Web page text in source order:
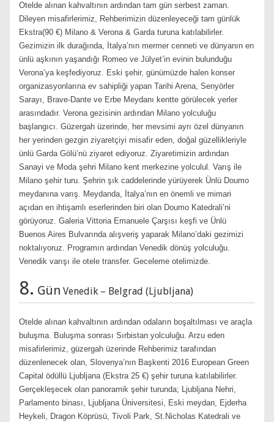
Otelde alınan kahvaltının ardından tam gün serbest zaman.
Dileyen misafirlerimiz, Rehberimizin düzenleyeceği tam günlük
Ekstra(90 €) Milano & Verona & Garda turuna katılabilirler.
Gezimizin ilk durağında, İtalya’nın mermer cenneti ve dünyanın en
ünlü aşkının yaşandığı Romeo ve Jülyet’in evinin bulunduğu
Verona’ya keşfediyoruz. Eski şehir, günümüzde halen konser
organizasyonlarına ev sahipliği yapan Tarihi Arena, Senyörler
Sarayı, Brave-Dante ve Erbe Meydanı kentte görülecek yerler
arasındadır. Verona gezisinin ardından Milano yolculuğu
başlangıcı. Güzergah üzerinde, her mevsimi ayrı özel dünyanın
her yerinden gezgin ziyaretçiyi misafir eden, doğal güzellikleriyle
ünlü Garda Gölü’nü ziyaret ediyoruz. Ziyaretimizin ardından
Sanayi ve Moda şehri Milano kent merkezine yolculul. Varış ile
Milano şehir turu. Şehrin şık caddelerinde yürüyerek Ünlü Doumo
meydanına varış. Meydanda, İtalya’nın en önemli ve mimari
açıdan en ihtişamlı eserlerinden biri olan Doumo Katedrali’ni
görüyoruz. Galeria Vittoria Emanuele Çarşısı keşfi ve Ünlü
Buenos Aires Bulvarında alışveriş yaparak Milano’daki gezimizi
noktalıyoruz. Programın ardından Venedik dönüş yolculuğu.
Venedik varışı ile otele transfer. Geceleme otelimizde.
8. Gün Venedik – Belgrad (Ljubljana)
Otelde alınan kahvaltının ardından odaların boşaltılması ve araçla
buluşma. Buluşma sonrası Sırbistan yolculuğu. Arzu eden
misafirlerimiz, güzergah üzerinde Rehberimiz tarafından
düzenlenecek olan, Slovenya’nın Başkenti 2016 European Green
Capital ödüllü Ljubljana (Ekstra 25 €) şehir turuna katılabilirler.
Gerçekleşecek olan panoramik şehir turunda; Ljubljana Nehri,
Parlamento binası, Ljubljana Üniversitesi, Eski meydan, Ejderha
Heykeli, Dragon Köprüsü, Tivoli Park, St.Nicholas Katedrali ve